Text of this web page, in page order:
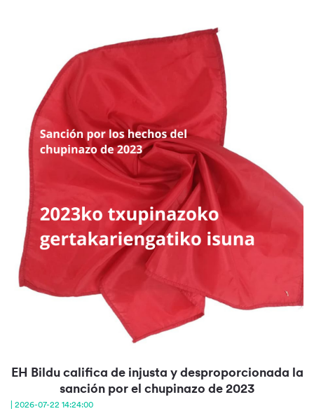
EH Bildu califica de injusta y desproporcionada la
sanción por el chupinazo de 2023
| 2026-07-22 14:24:00